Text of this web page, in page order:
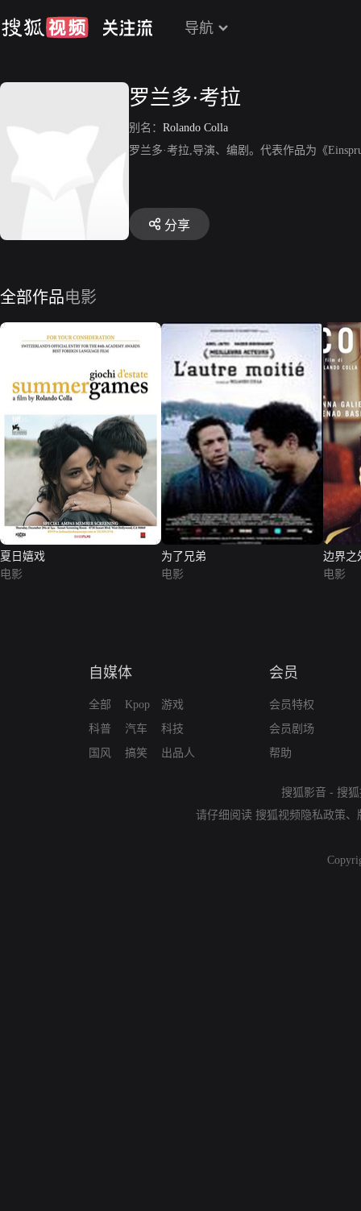
导航
罗兰多·考拉
别名： Rolando Colla
罗兰多·考拉,导演、编剧。代表作品为《
分享
全部作品电影
夏日嬉戏
电影
为了兄弟
电影
边界之
电影
自媒体
全部
科普
国风
Kpop
汽车
搞笑
游戏
科技
出品人
会员
会员特权
会员剧场
帮助
搜狐影音 - 搜
请仔细阅读 搜狐视频隐私政策、